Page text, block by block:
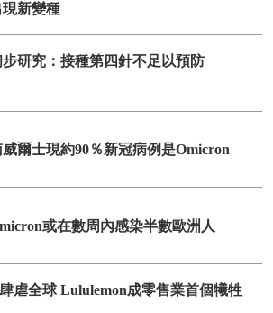
新變種
步研究：接種第四針不足以預防
爾士現約90％新冠病例是Omicron
或在數周內感染半數歐洲人
虐全球 Lululemon成零售業首個犧牲